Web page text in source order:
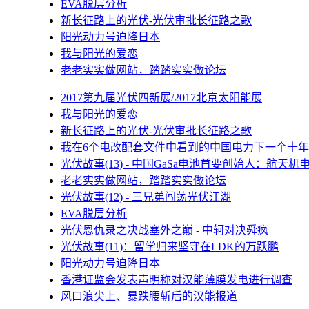
EVA脱层分析
新长征路上的光伏-光伏审批长征路之歌
阳光动力号迫降日本
我与阳光的爱恋
老老实实做网站，踏踏实实做论坛
2017第九届光伏四新展/2017北京太阳能展
我与阳光的爱恋
新长征路上的光伏-光伏审批长征路之歌
我在6个电改配套文件中看到的中国电力下一个十年
光伏故事(13) - 中国GaSa电池首要创始人：航天机
老老实实做网站，踏踏实实做论坛
光伏故事(12) - 三兄弟闯荡光伏江湖
EVA脱层分析
光伏恩仇录之决战塞外之巅 - 中轲对决舜疯
光伏故事(11)：留学归来坚守在LDK的万跃鹏
阳光动力号迫降日本
香港证监会发表声明称对汉能薄膜发电进行调查
风口浪尖上、暴跌腰斩后的汉能报道